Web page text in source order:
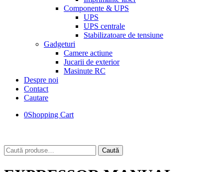
Componente & UPS
UPS
UPS centrale
Stabilizatoare de tensiune
Gadgeturi
Camere actiune
Jucarii de exterior
Masinute RC
Despre noi
Contact
Cautare
0Shopping Cart
Caută
după:
Caută